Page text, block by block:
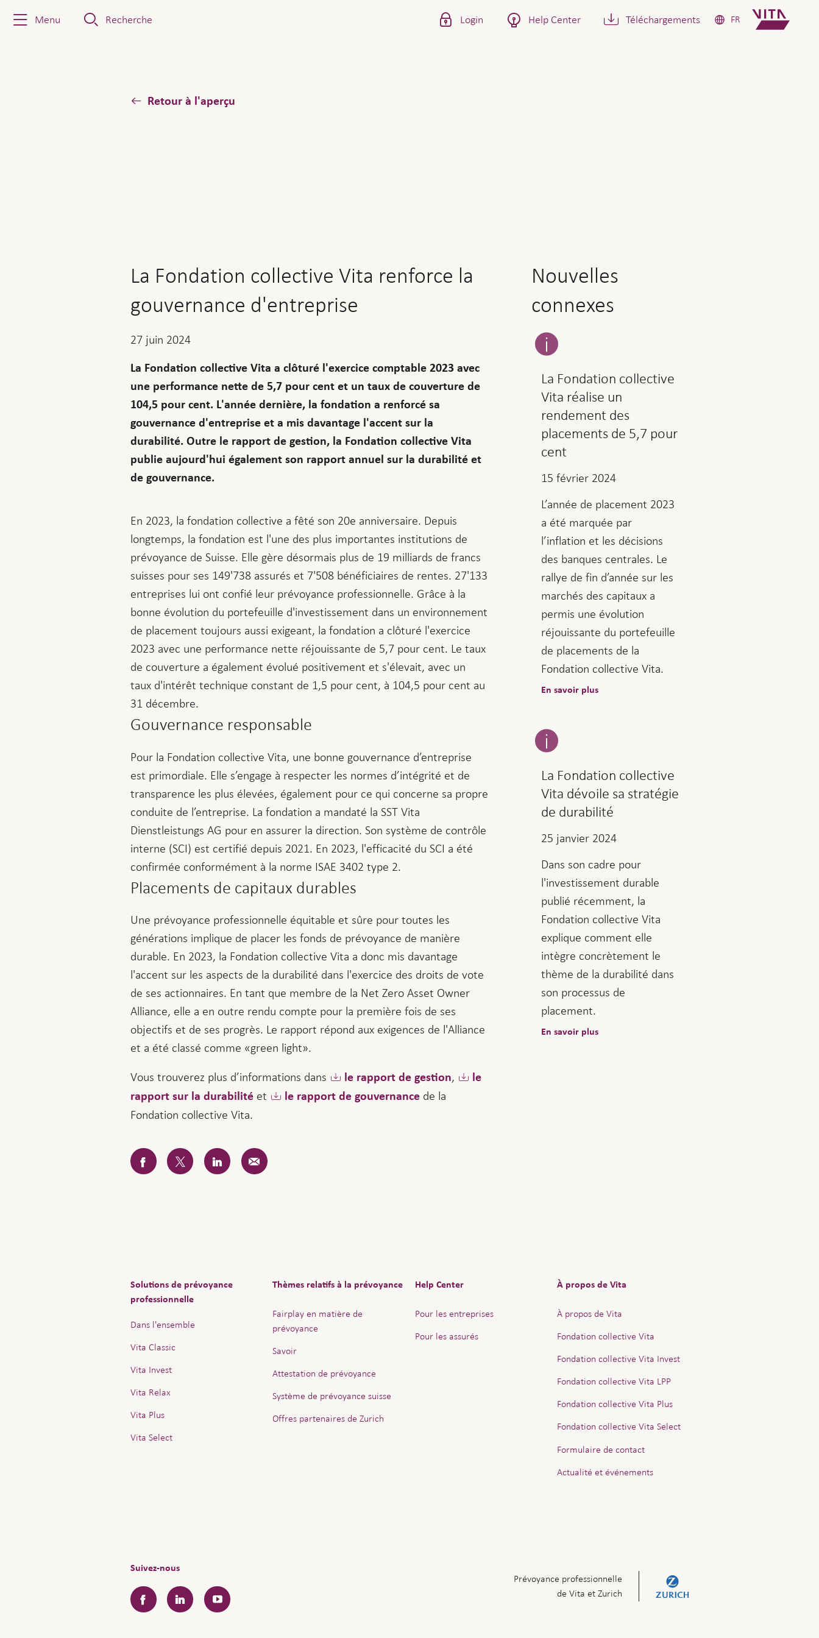
Menu Recherche Login Help Center Téléchargements FR
Retour à l'aperçu
La Fondation collective Vita renforce la
gouvernance d'entreprise
27 juin 2024
La Fondation collective Vita a clôturé l'exercice comptable 2023 avec
une performance nette de 5,7 pour cent et un taux de couverture de
104,5 pour cent. L'année dernière, la fondation a renforcé sa
gouvernance d'entreprise et a mis davantage l'accent sur la
durabilité. Outre le rapport de gestion, la Fondation collective Vita
publie aujourd'hui également son rapport annuel sur la durabilité et
de gouvernance.
En 2023, la fondation collective a fêté son 20e anniversaire. Depuis
longtemps, la fondation est l'une des plus importantes institutions de
prévoyance de Suisse. Elle gère désormais plus de 19 milliards de francs
suisses pour ses 149'738 assurés et 7'508 bénéficiaires de rentes. 27'133
entreprises lui ont confié leur prévoyance professionnelle. Grâce à la
bonne évolution du portefeuille d'investissement dans un environnement
de placement toujours aussi exigeant, la fondation a clôturé l'exercice
2023 avec une performance nette réjouissante de 5,7 pour cent. Le taux
de couverture a également évolué positivement et s'élevait, avec un
taux d'intérêt technique constant de 1,5 pour cent, à 104,5 pour cent au
31 décembre.
Gouvernance responsable
Pour la Fondation collective Vita, une bonne gouvernance d’entreprise
est primordiale. Elle s’engage à respecter les normes d’intégrité et de
transparence les plus élevées, également pour ce qui concerne sa propre
conduite de l’entreprise. La fondation a mandaté la SST Vita
Dienstleistungs AG pour en assurer la direction. Son système de contrôle
interne (SCI) est certifié depuis 2021. En 2023, l'efficacité du SCI a été
confirmée conformément à la norme ISAE 3402 type 2.
Placements de capitaux durables
Une prévoyance professionnelle équitable et sûre pour toutes les
générations implique de placer les fonds de prévoyance de manière
durable. En 2023, la Fondation collective Vita a donc mis davantage
l'accent sur les aspects de la durabilité dans l'exercice des droits de vote
de ses actionnaires. En tant que membre de la Net Zero Asset Owner
Alliance, elle a en outre rendu compte pour la première fois de ses
objectifs et de ses progrès. Le rapport répond aux exigences de l'Alliance
et a été classé comme «green light».
Vous trouverez plus d’informations dans le rapport de gestion,
le
rapport sur la durabilitéet le rapport de gouvernancede la
Fondation collective Vita.
Nouvelles
connexes
La Fondation collective
Vita réalise un
rendement des
placements de 5,7 pour
cent
15 février 2024
L’année de placement 2023
a été marquée par
l’inflation et les décisions
des banques centrales. Le
rallye de fin d’année sur les
marchés des capitaux a
permis une évolution
réjouissante du portefeuille
de placements de la
Fondation collective Vita.
En savoir plus
La Fondation collective
Vita dévoile sa stratégie
de durabilité
25 janvier 2024
Dans son cadre pour
l'investissement durable
publié récemment, la
Fondation collective Vita
explique comment elle
intègre concrètement le
thème de la durabilité dans
son processus de
placement.
En savoir plus
Solutions de prévoyance
professionnelle
Dans l'ensemble
Vita Classic
Vita Invest
Vita Relax
Vita Plus
Vita Select
Thèmes relatifs à la prévoyance
Fairplay en matière de
prévoyance
Savoir
Attestation de prévoyance
Système de prévoyance suisse
Offres partenaires de Zurich
Help Center
Pour les entreprises
Pour les assurés
À propos de Vita
À propos de Vita
Fondation collective Vita
Fondation collective Vita Invest
Fondation collective Vita LPP
Fondation collective Vita Plus
Fondation collective Vita Select
Formulaire de contact
Actualité et événements
Suivez-nous
FacebookLinkedInYouTube
Prévoyance professionnelle
de Vita et Zurich